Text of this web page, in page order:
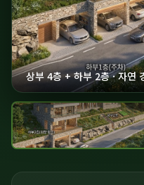
상부 4층 + 하부 2층 · 자연